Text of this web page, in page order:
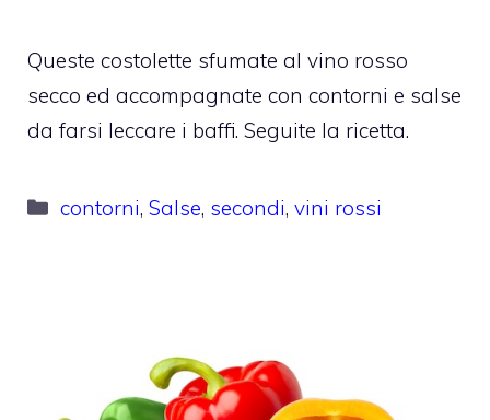
Queste costolette sfumate al vino rosso
secco ed accompagnate con contorni e salse
da farsi leccare i baffi. Seguite la ricetta.
Categorie
contorni,Salse, secondi,vini rossi